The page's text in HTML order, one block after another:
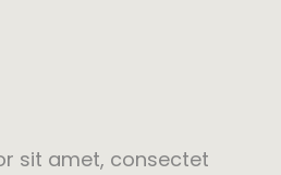
sit amet, consectet